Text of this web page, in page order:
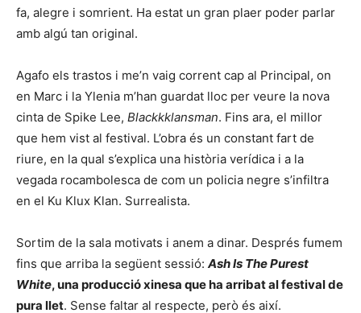
fa, alegre i somrient. Ha estat un gran plaer poder parlar
amb algú tan original.
Agafo els trastos i me’n vaig corrent cap al Principal, on
en Marc i la Ylenia m’han guardat lloc per veure la nova
cinta de Spike Lee, Blackkklansman. Fins ara, el millor
que hem vist al festival. L’obra és un constant fart de
riure, en la qual s’explica una història verídica i a la
vegada rocambolesca de com un policia negre s’infiltra
en el Ku Klux Klan. Surrealista.
Sortim de la sala motivats i anem a dinar. Després fumem
fins que arriba la següent sessió: Ash Is The Purest
White, una producció xinesa que ha arribat al festival de
pura llet. Sense faltar al respecte, però és així.